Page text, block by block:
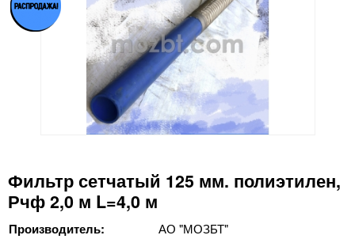
Фильтр сетчатый 125 мм. полиэтилен,
Рчф 2,0 м L=4,0 м
Производитель: АО "МОЗБТ"